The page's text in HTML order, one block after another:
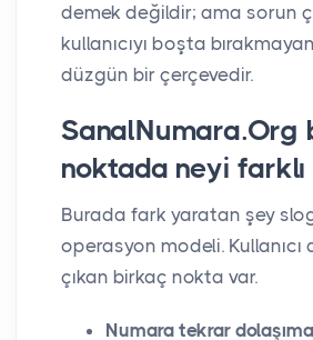
demek değildir; ama sorun
kullanıcıyı boşta
düzgün bir çerçevedir.
SanalNumara.Org
noktada neyi farklı
Burada fark yaratan şey
operasyon modeli. Kullanıcı
çıkan birkaç nokta var.
Numara tekrar